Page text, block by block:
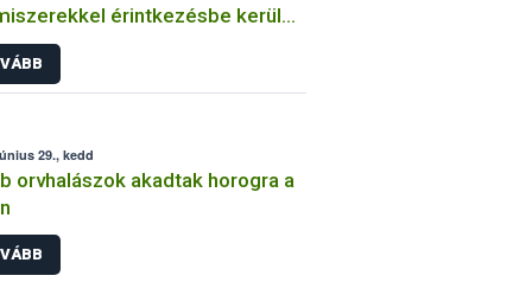
érintkezésbe kerülő
kapcsolatos bejelentési
29., kedd
orvhalászok akadtak horogra a